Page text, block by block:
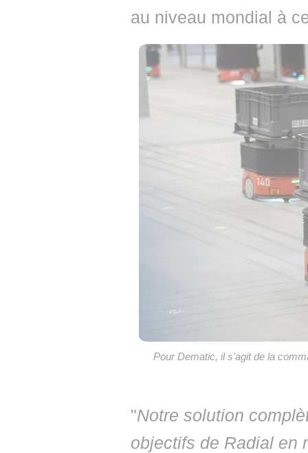
au niveau mondial à
Pour Dematic, il s'agit de la
"Notre solution
objectifs de Radial en